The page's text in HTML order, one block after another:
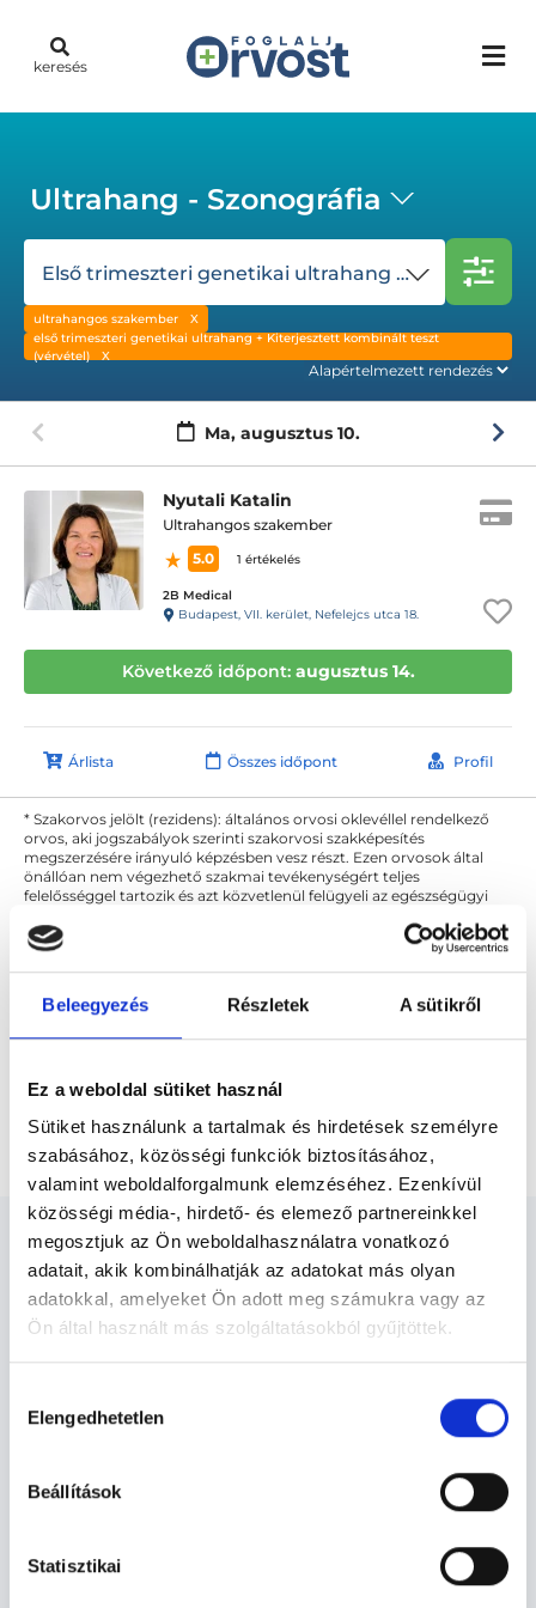
Beleegyezés Részletek A sütikről
Ez a weboldal sütiket használ
Sütiket használunk a tartalmak és hirdetések személyre
szabásához, közösségi funkciók biztosításához,
valamint weboldalforgalmunk elemzéséhez. Ezenkívül
közösségi média-, hirdető- és elemező partnereinkkel
megosztjuk az Ön weboldalhasználatra vonatkozó
adatait, akik kombinálhatják az adatokat más olyan
adatokkal, amelyeket Ön adott meg számukra vagy az
Ön által használt más szolgáltatásokból gyűjtöttek.
szabályzat:https://foglaljorvost.hu/info/foglaljorvost-
kiválasztása
Elengedhetetlen
Beállítások
Statisztikai
keresés
Ultrahang - Szonográfia
Első trimeszteri genetikai ultrahang + Kiterjesztett kombinált teszt (vérvétel)
ultrahangos szakember
első trimeszteri genetikai ultrahang + Kiterjesztett kombinált teszt
(vérvétel)
Ma, augusztus 10.
Nyutali Katalin
Ultrahangos szakember
5.0
1 értékelés
2B Medical
Budapest, VII. kerület, Nefelejcs utca 18.
Következő időpont: augusztus 14.
Árlista Összes időpont Profil
* Szakorvos jelölt (rezidens): általános orvosi oklevéllel rendelkező
orvos, aki jogszabályok szerinti szakorvosi szakképesítés
megszerzésére irányuló képzésben vesz részt. Ezen orvosok által
önállóan nem végezhető szakmai tevékenységért teljes
felelősséggel tartozik és azt közvetlenül felügyeli az egészségügyi
szakorvosjelölt önállóan láthat el feladatokat. A foglaljorvost.hu
felelősségét kizárja esetleges névazonosságért bármely szakorvos
és szakorvosjelölt esetén.
kombinált teszt (vérvétel)
Ultrahangos szakember -
orvosok